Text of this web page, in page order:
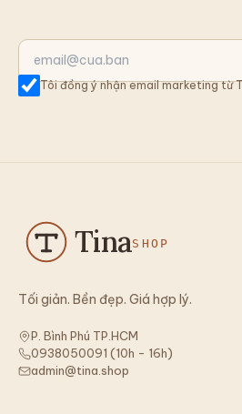
Tôi đồng ý nhận email marketing từ
TinaSHOP
Tối giản. Bền đẹp. Giá hợp lý.
P. Bình Phú TP.HCM
0938050091 (10h - 16h)
admin@tina.shop